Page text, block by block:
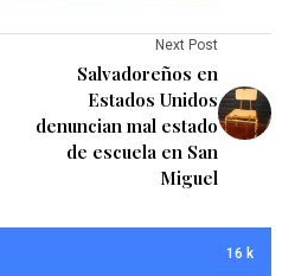
Next Post
Salvadoreños en
Estados Unidos
denuncian mal estado
de escuela en San
Miguel
16 k